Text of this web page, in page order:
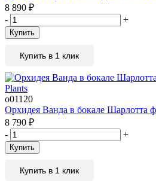
8 890 ₽
-
+
Купить
Купить в 1 клик
о01120
Орхидея Ванда в бокале Шарлотта
8 790 ₽
-
+
Купить
Купить в 1 клик